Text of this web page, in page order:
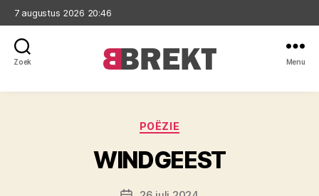
7 augustus 2026 20:46
Zoek Menu
Categorieën
POËZIE
WINDGEEST